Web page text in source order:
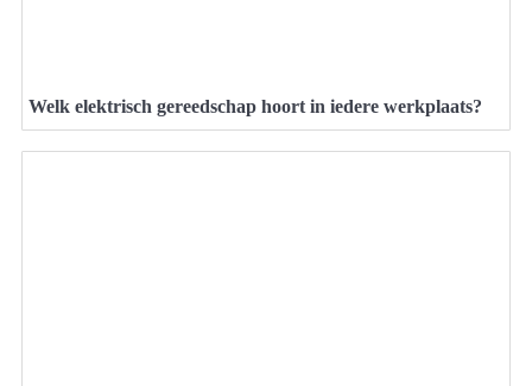
Welk elektrisch gereedschap hoort in iedere werkplaats?